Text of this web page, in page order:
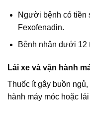
Người bệnh có tiền
Fexofenadin.
Bệnh nhân dưới 12
Lái xe và vận hành
Thuốc ít gây buồn
hành máy móc hoặc